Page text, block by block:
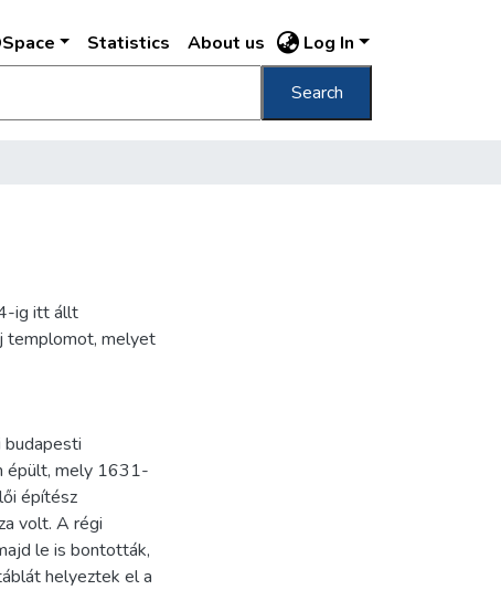
Statistics About us Log In
Search
ig itt állt
templomot, melyet
budapesti
épült, mely 1631-
építész
volt. A régi
le is bontották,
helyeztek el a